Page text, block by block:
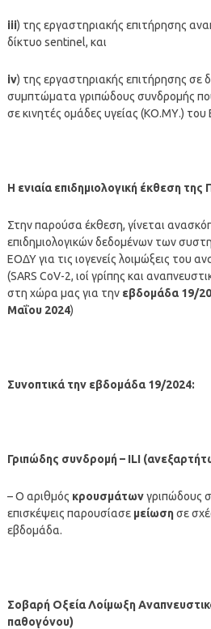
iii) της εργαστηριακής επιτήρησης
δίκτυο sentinel, και
iv) της εργαστηριακής επιτήρησης σε
συμπτώματα γριπώδους συνδρομής
σε κινητές ομάδες υγείας (ΚΟ.ΜΥ.)
Η ενιαία επιδημιολογική έκθεση
Στην παρούσα έκθεση, γίνεται
επιδημιολογικών δεδομένων των
ΕΟΔΥ για τις ιογενείς λοιμώξεις του
(SARS CoV-2, ιοί γρίπης και
στη χώρα μας για την εβδομάδα 19/
Μαΐου2024)
Συνοπτικά την εβδομάδα 19/2024:
Γριπώδης συνδρομή – ILI
– Ο αριθμός κρουσμάτωνγριπώδους
επισκέψεις παρουσίασε μείωσησε
εβδομάδα.
Σοβαρή Οξεία Λοίμωξη
παθογόνου)